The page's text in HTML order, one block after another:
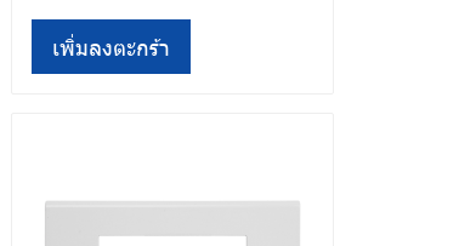
เพิ่มลงตะกร้า